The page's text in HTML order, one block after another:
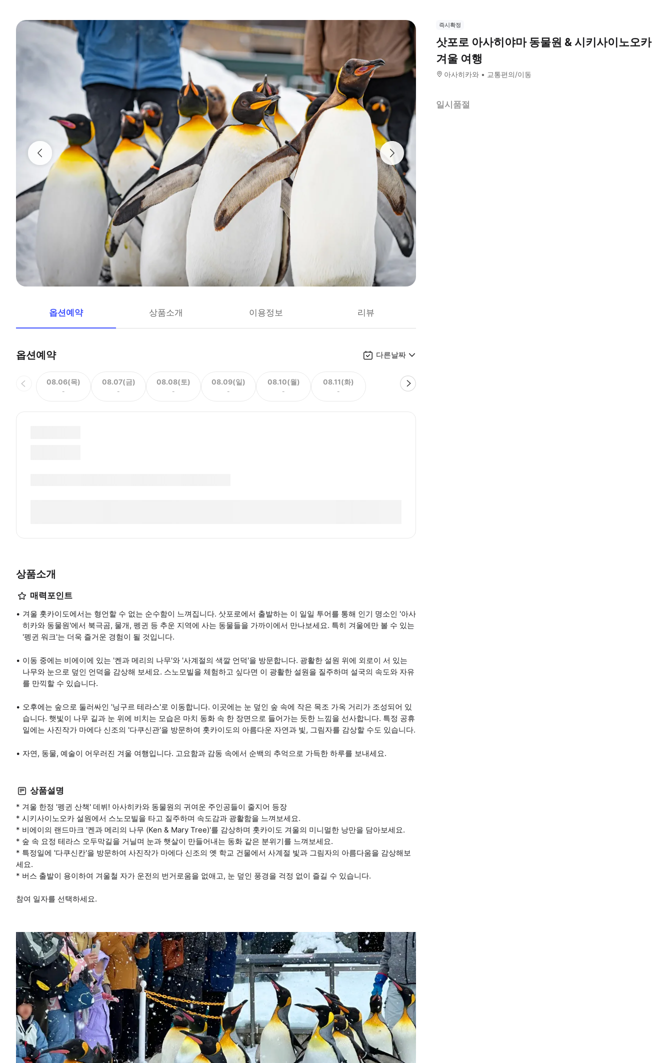
옵션예약 상품소개 이용정보 리뷰
옵션예약 다른날짜
08.06(목)
-
08.07(금)
-
08.08(토)
-
08.09(일)
-
08.10(월)
-
08.11(화)
-
상품소개
매력포인트
겨울 홋카이도에서는 형언할 수 없는 순수함이 느껴집니다. 삿포로에서 출발하는 이 일일 투어를 통해 인기 명소인 '아사
히카와 동물원'에서 북극곰, 물개, 펭귄 등 추운 지역에 사는 동물들을 가까이에서 만나보세요. 특히 겨울에만 볼 수 있는
'펭귄 워크'는 더욱 즐거운 경험이 될 것입니다.
이동 중에는 비에이에 있는 '켄과 메리의 나무'와 '사계절의 색깔 언덕'을 방문합니다. 광활한 설원 위에 외로이 서 있는
나무와 눈으로 덮인 언덕을 감상해 보세요. 스노모빌을 체험하고 싶다면 이 광활한 설원을 질주하며 설국의 속도와 자유
를 만끽할 수 있습니다.
오후에는 숲으로 둘러싸인 '닝구르 테라스'로 이동합니다. 이곳에는 눈 덮인 숲 속에 작은 목조 가옥 거리가 조성되어 있
습니다. 햇빛이 나무 길과 눈 위에 비치는 모습은 마치 동화 속 한 장면으로 들어가는 듯한 느낌을 선사합니다. 특정 공휴
일에는 사진작가 마에다 신조의 '다쿠신관'을 방문하여 홋카이도의 아름다운 자연과 빛, 그림자를 감상할 수도 있습니다.
자연, 동물, 예술이 어우러진 겨울 여행입니다. 고요함과 감동 속에서 순백의 추억으로 가득한 하루를 보내세요.
상품설명
* 겨울 한정 '펭귄 산책' 데뷔! 아사히카와 동물원의 귀여운 주인공들이 줄지어 등장
* 시키사이노오카 설원에서 스노모빌을 타고 질주하며 속도감과 광활함을 느껴보세요.
* 비에이의 랜드마크 '켄과 메리의 나무 (Ken & Mary Tree)'를 감상하며 홋카이도 겨울의 미니멀한 낭만을 담아보세요.
* 숲 속 요정 테라스 오두막길을 거닐며 눈과 햇살이 만들어내는 동화 같은 분위기를 느껴보세요.
* 특정일에 '다쿠신칸'을 방문하여 사진작가 마에다 신조의 옛 학교 건물에서 사계절 빛과 그림자의 아름다움을 감상해보
세요.
* 버스 출발이 용이하여 겨울철 자가 운전의 번거로움을 없애고, 눈 덮인 풍경을 걱정 없이 즐길 수 있습니다.
참여 일자를 선택하세요.
즉시확정
삿포로 아사히야마 동물원 & 시키사이노오카
겨울 여행
아사히카와 교통편의/이동
일시품절